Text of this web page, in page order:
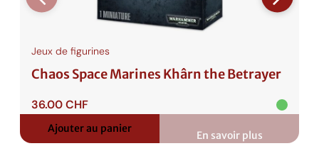
Jeux de figurines
Chaos Space Marines Khârn the Betrayer
36.00CHF
Ajouter au panier
En savoir plus
: